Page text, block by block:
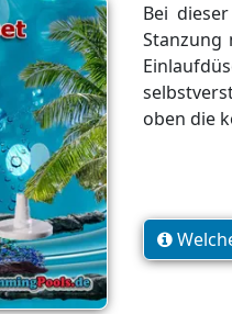
Bei
Stanzung
oben die